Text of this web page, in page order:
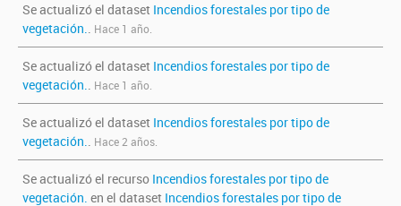
Se actualizó el dataset Incendios forestales por tipo de
vegetación.. Hace 1 año.
Se actualizó el dataset Incendios forestales por tipo de
vegetación.. Hace 1 año.
Se actualizó el dataset Incendios forestales por tipo de
vegetación.. Hace 2 años.
Se actualizó el recurso Incendios forestales por tipo de
vegetación. en el dataset Incendios forestales por tipo de